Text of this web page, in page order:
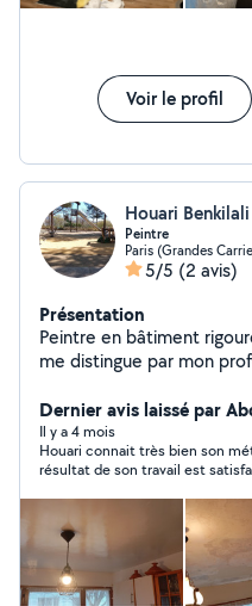
Voir le profil
Houari Benkilali
Peintre
Paris (Grandes
5/5 (2 avis)
Présentation
Peintre en bâtiment
me distingue par mon
travail de haute qualité
Dernier avis laissé par
Il y a 4 mois
Houari connait très bien son
résultat de son travail est